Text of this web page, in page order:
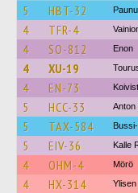
5 HBT-32 Paunu
4 TFR-4
4 SO-812 Enon
4 XU-19
4 EN-73
5 HCC-33 Anton
5 TAX-584
5 EIV-36 Kalle
4 OHM-4 Mörö
4 HX-314 Ylisen